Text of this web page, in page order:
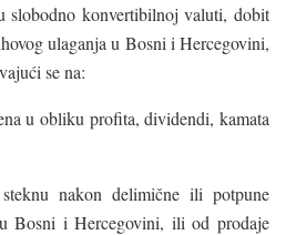
slobodno konvertibilnoj valuti, dobit
ulaganja u Bosni i Hercegovini,
se na:
u obliku profita, dividendi, kamata
nakon delimične ili potpune
Bosni i Hercegovini, ili od prodaje